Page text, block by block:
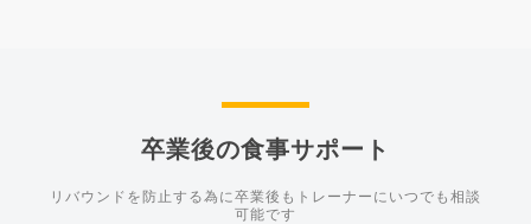
卒業後の食事サポート
リバウンドを防止する為に卒業後もトレーナーにいつでも相談
可能です